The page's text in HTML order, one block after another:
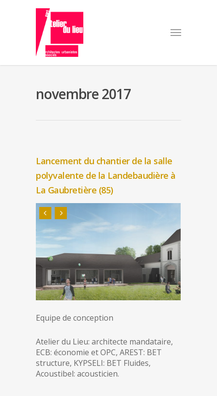
novembre 2017
Lancement du chantier de la salle
polyvalente de la Landebaudière à
La Gaubretière (85)
Equipe de conception
Atelier du Lieu: architecte mandataire,
ECB: économie et OPC, AREST: BET
structure, KYPSELI: BET Fluides,
Acoustibel: acousticien.